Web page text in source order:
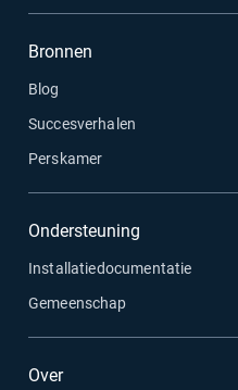
Bronnen
Blog
Succesverhalen
Perskamer
Ondersteuning
Installatiedocumentatie
Gemeenschap
Over